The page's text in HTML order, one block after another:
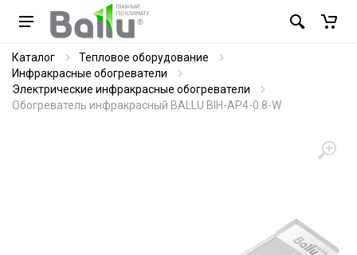
Каталог
Тепловое оборудование
Инфракрасные обогреватели
Электрические инфракрасные обогреватели
Обогреватель инфракрасный BALLU BIH-AP4-0.8-W